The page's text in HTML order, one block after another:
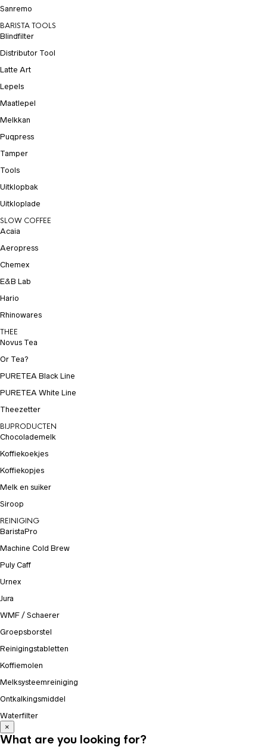
Sanremo
BARISTA TOOLS
Blindfilter
Distributor Tool
Latte Art
Lepels
Maatlepel
Melkkan
Puqpress
Tamper
Tools
Uitklopbak
Uitkloplade
SLOW COFFEE
Acaia
Aeropress
Chemex
E&B Lab
Hario
Rhinowares
THEE
Novus Tea
Or Tea?
PURETEA Black Line
PURETEA White Line
Theezetter
BIJPRODUCTEN
Chocolademelk
Koffiekoekjes
Koffiekopjes
Melk en suiker
Siroop
REINIGING
BaristaPro
Machine Cold Brew
Puly Caff
Urnex
Jura
WMF / Schaerer
Groepsborstel
Reinigingstabletten
Koffiemolen
Melksysteemreiniging
Ontkalkingsmiddel
Waterfilter
×
What are you looking for?